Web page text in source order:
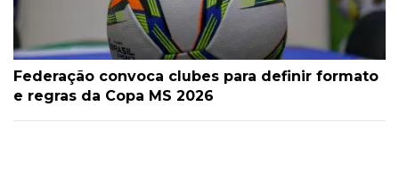
Federação convoca clubes para definir formato
e regras da Copa MS 2026